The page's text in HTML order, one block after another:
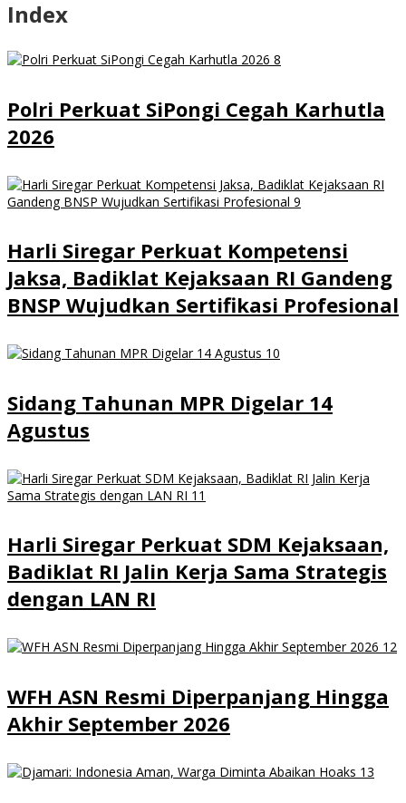
Index
Polri Perkuat SiPongi Cegah Karhutla
2026
Harli Siregar Perkuat Kompetensi
Jaksa, Badiklat Kejaksaan RI Gandeng
BNSP Wujudkan Sertifikasi Profesional
Sidang Tahunan MPR Digelar 14
Agustus
Harli Siregar Perkuat SDM Kejaksaan,
Badiklat RI Jalin Kerja Sama Strategis
dengan LAN RI
WFH ASN Resmi Diperpanjang Hingga
Akhir September 2026